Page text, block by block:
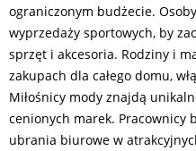
ograniczonym budżecie.
wyprzedaży sportowych, by
sprzęt i akcesoria. Rodziny i
zakupach dla całego domu,
Miłośnicy mody znajdą
cenionych marek. Pracownicy
ubrania biurowe w